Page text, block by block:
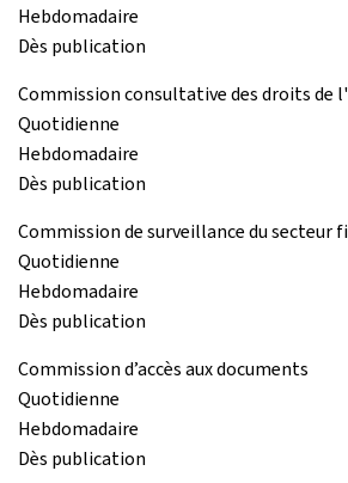
Hebdomadaire
Dès publication
Commission consultative des droits de
Quotidienne
Hebdomadaire
Dès publication
Commission de surveillance du secteur
Quotidienne
Hebdomadaire
Dès publication
Commission d’accès aux documents
Quotidienne
Hebdomadaire
Dès publication